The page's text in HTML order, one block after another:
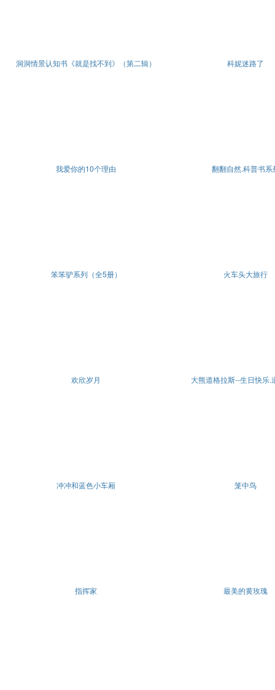
洞洞情景认知书《就是找不到》（第二辑） 科妮迷路了
我爱你的10个理由 翻翻自然.科普书系
笨笨驴系列（全5册） 火车头大旅行
欢欣岁月 大熊道格拉斯--生日快乐.
冲冲和蓝色小车厢 笼中鸟
指挥家 最美的黄玫瑰